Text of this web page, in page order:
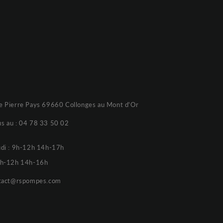
Pierre Pays 69660 Collonges au Mont d'Or
au :04 78 33 50 02
: 9h-12h 14h-17h
12h 14h-16h